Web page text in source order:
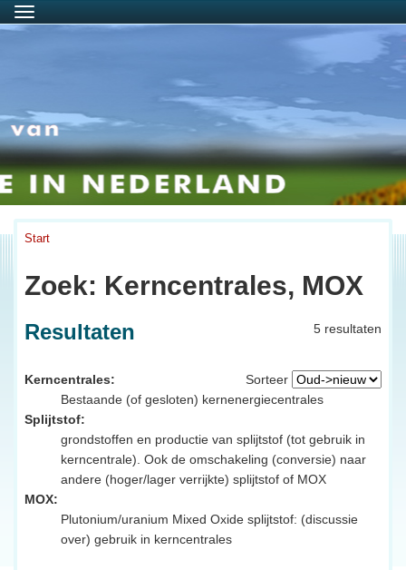
Menu
Start
Zoek: Kerncentrales, MOX
5 resultaten
Resultaten
Sorteer
Kerncentrales:
Bestaande (of gesloten) kernenergiecentrales
Splijtstof:
grondstoffen en productie van splijtstof (tot gebruik in
kerncentrale). Ook de omschakeling (conversie) naar
andere (hoger/lager verrijkte) splijtstof of MOX
MOX:
Plutonium/uranium Mixed Oxide splijtstof: (discussie
over) gebruik in kerncentrales